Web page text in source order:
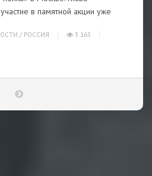
в памятной акции уже
/ РОССИЯ
3 163